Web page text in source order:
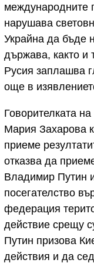
международните
нарушава
Украйна да бъде
държава, както и
Русия заплашва
още в
Говорителката
Мария Захарова
приеме
отказва да
Владимир Путин
посегателство
федерация
действие срещу
Путин призова
действия и да